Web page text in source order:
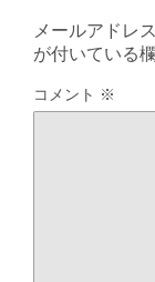
メールアドレ
が付いている
コメント ※